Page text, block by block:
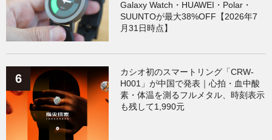
Galaxy Watch・HUAWEI・Polar・
SUUNTOが最大38%OFF【2026年7
月31日時点】
カシオ初のスマートリング「CRW-
H001」が中国で発表｜心拍・血中酸
素・体温を測るフルメタル、時刻表示
も残して1,990元